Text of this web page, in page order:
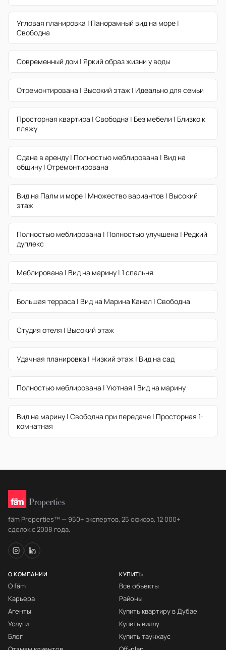
Угловая планировка | Панорамный вид на море |
Свободна
Современный дом | Яркий образ жизни у воды
Отремонтирована | Высокий этаж | Идеально для семьи
Просторная квартира | Свободна | Без мебели | Близко к
пляжу
Сдана в аренду | Полностью меблирована | Вид на
общину | Отремонтирована
Вид на Палм и море | Множество вариантов | Высокий
этаж
Полностью меблирована | Полностью улучшена | Редкий
дуплекс
Меблирована | Вид на марину | 1 спальня
Большая терраса | Вид на Марина Канал | Свободна
Студия отеля | Высокий этаж
Удачная планировка | Низкий этаж | Вид на сад
Полностью меблирована | Уютная | Вид на марину
Вид на марину | Свободна при передаче | Просторная 1-
комнатная
fäm Properties™ — 950+ экспертов, 25 офисов, 12 000+
сделок с 2008 года.
О КОМПАНИИ
О fäm
Карьера
Агенты
Услуги
Блог
КУПИТЬ
Все объекты
Районы
Купить квартиру в Дубае
Купить виллу
Купить таунхаус